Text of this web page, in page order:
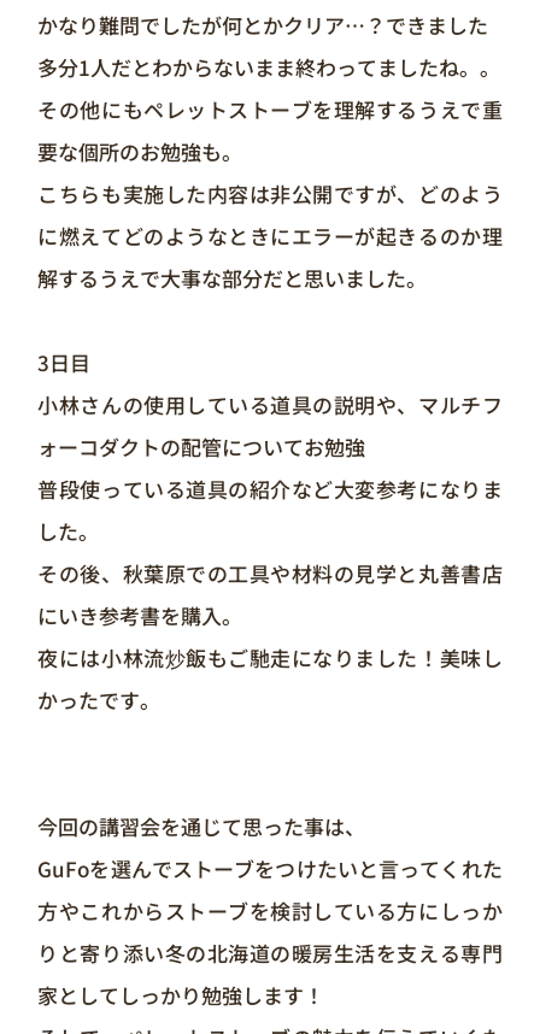
かなり難問でしたが何とかクリア…？できました
多分1人だとわからないまま終わってましたね。。
その他にもペレットストーブを理解するうえで重
要な個所のお勉強も。
こちらも実施した内容は非公開ですが、どのよう
に燃えてどのようなときにエラーが起きるのか理
解するうえで大事な部分だと思いました。
3日目
小林さんの使用している道具の説明や、マルチフ
ォーコダクトの配管についてお勉強
普段使っている道具の紹介など大変参考になりま
した。
その後、秋葉原での工具や材料の見学と丸善書店
にいき参考書を購入。
夜には小林流炒飯もご馳走になりました！美味し
かったです。
今回の講習会を通じて思った事は、
GuFoを選んでストーブをつけたいと言ってくれた
方やこれからストーブを検討している方にしっか
りと寄り添い冬の北海道の暖房生活を支える専門
家としてしっかり勉強します！